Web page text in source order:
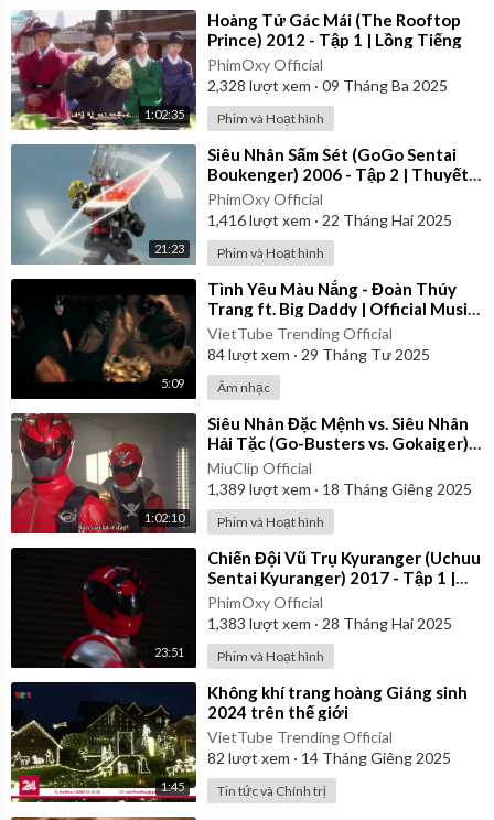
1:02:35
⁣Hoàng Tử Gác Mái (The Rooftop
Prince) 2012 - Tập 1 | Lồng Tiếng
PhimOxy Official
2,328 lượt xem · 09 Tháng Ba 2025
Phim và Hoạt hình
21:23
⁣Siêu Nhân Sấm Sét (GoGo Sentai
Boukenger) 2006 - Tập 2 | Thuyết
Minh
PhimOxy Official
1,416lượt xem · 22 Tháng Hai 2025
Phim và Hoạt hình
5:09
⁣Tình Yêu Màu Nắng - Đoàn Thúy
Trang ft. Big Daddy | Official Music
Video
VietTube Trending Official
84lượt xem · 29 Tháng Tư 2025
Âm nhạc
1:02:10
⁣Siêu Nhân Đặc Mệnh vs. Siêu Nhân
Hải Tặc (Go-Busters vs. Gokaiger) |
Vietsub
MiuClip Official
1,389 lượt xem · 18 Tháng Giêng 2025
Phim và Hoạt hình
23:51
⁣Chiến Đội Vũ Trụ Kyuranger (Uchuu
Sentai Kyuranger) 2017 - Tập 1 |
Thuyết Minh
PhimOxy Official
1,383 lượt xem · 28 Tháng Hai 2025
Phim và Hoạt hình
1:45
⁣Không khí trang hoàng Giáng sinh
2024 trên thế giới
VietTube Trending Official
82 lượt xem · 14 Tháng Giêng 2025
Tin tức và Chính trị